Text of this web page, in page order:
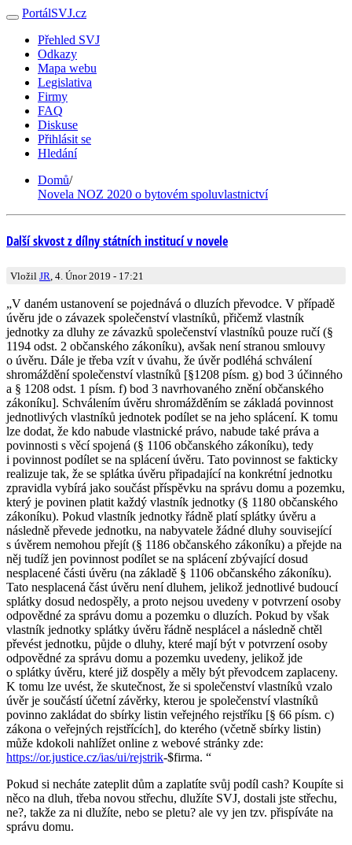
PortálSVJ.cz
Přehled SVJ
Odkazy
Mapa webu
Legislativa
Firmy
FAQ
Diskuse
Přihlásit se
Hledání
Domů/
Novela NOZ 2020 o bytovém spoluvlastnictví
Další skvost z dílny státních institucí v novele
Vložil JR , 4. Únor 2019 - 17:21
„V daném ustanovení se pojednává o dluzích převodce. V případě
úvěru jde o závazek společenství vlastníků, přičemž vlastník
jednotky za dluhy ze závazků společenství vlastníků pouze ručí (§
1194 odst. 2 občanského zákoníku), avšak není stranou smlouvy
o úvěru. Dále je třeba vzít v úvahu, že úvěr podléhá schválení
shromáždění společenství vlastníků [§1208 písm. g) bod 3 účinného
a § 1208 odst. 1 písm. f) bod 3 navrhovaného znění občanského
zákoníku]. Schválením úvěru shromážděním se základá povinnost
jednotlivých vlastníků jednotek podílet se na jeho splácení. K tomu
lze dodat, že kdo nabude vlastnické právo, nabude také práva a
povinnosti s věcí spojená (§ 1106 občanského zákoníku), tedy
i povinnost podílet se na splácení úvěru. Tato povinnost se fakticky
realizuje tak, že se splátka úvěru připadající na konkrétní jednotku
zpravidla vybírá jako součást příspěvku na správu domu a pozemku,
který je povinen platit každý vlastník jednotky (§ 1180 občanského
zákoníku). Pokud vlastník jednotky řádně platí splátky úvěru a
následně převede jednotku, na nabyvatele žádné dluhy související
s úvěrem nemohou přejít (§ 1186 občanského zákoníku) a přejde na
něj tudíž jen povinnost podílet se na splácení zbývající dosud
nesplacené části úvěru (na základě § 1106 občanského zákoníku).
Tato nesplacená část úvěru není dluhem, jelikož jednotlivé budoucí
splátky dosud nedospěly, a proto nejsou uvedeny v potvrzení osoby
odpovědné za správu domu a pozemku o dluzích. Pokud by však
vlastník jednotky splátky úvěru řádně nesplácel a následně chtěl
převést jednotku, půjde o dluhy, které mají být v potvrzení osoby
odpovědné za správu domu a pozemku uvedeny, jelikož jde
o splátky úvěru, které již dospěly a měly být převodcem zaplaceny.
K tomu lze uvést, že skutečnost, že si společenství vlastníků vzalo
úvěr je součástí účetní závěrky, kterou je společenství vlastníků
povinno zakládat do sbírky listin veřejného rejstříku [§ 66 písm. c)
zákona o veřejných rejstřících], do kterého (včetně sbírky listin)
může kdokoli nahlížet online z webové stránky zde:
https://or.justice.cz/ias/ui/rejstrik-$firma. “
Pokud si necháte zateplit dům a zaplatíte svůj podíl cash? Koupíte si
něco na dluh, třeba novou střechu, dlužíte SVJ, dostali jste střechu,
ne?, takže za ni dlužíte, nebo se pletu? ale vy jen tzv. přispíváte na
správu domu.